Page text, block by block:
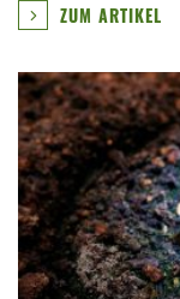
ZUM ARTIKEL